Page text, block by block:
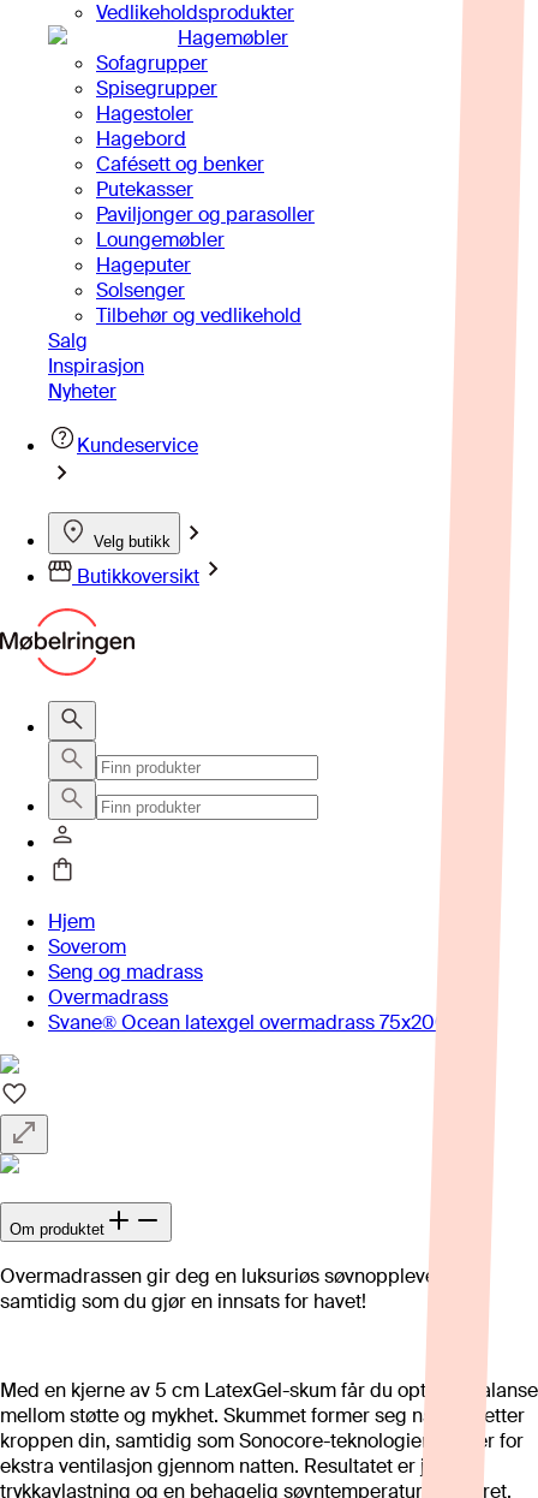
Vedlikeholdsprodukter
Hagemøbler
Sofagrupper
Spisegrupper
Hagestoler
Hagebord
Cafésett og benker
Putekasser
Paviljonger og parasoller
Loungemøbler
Hageputer
Solsenger
Tilbehør og vedlikehold
Salg
Inspirasjon
Nyheter
Kundeservice
Velg butikk
Butikkoversikt
Hjem
Soverom
Seng og madrass
Overmadrass
Svane® Ocean latexgel overmadrass 75x200 cm
Om produktet
Overmadrassen gir deg en luksuriøs søvnopplevelse –
samtidig som du gjør en innsats for havet!
Med en kjerne av 5 cm LatexGel-skum får du optimal balanse
mellom støtte og mykhet. Skummet former seg naturlig etter
kroppen din, samtidig som Sonocore-teknologien sørger for
ekstra ventilasjon gjennom natten. Resultatet er jevn
trykkavlastning og en behagelig søvntemperatur, hele året.